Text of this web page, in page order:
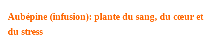
Aubépine (infusion): plante du sang, du cœur et
du stress